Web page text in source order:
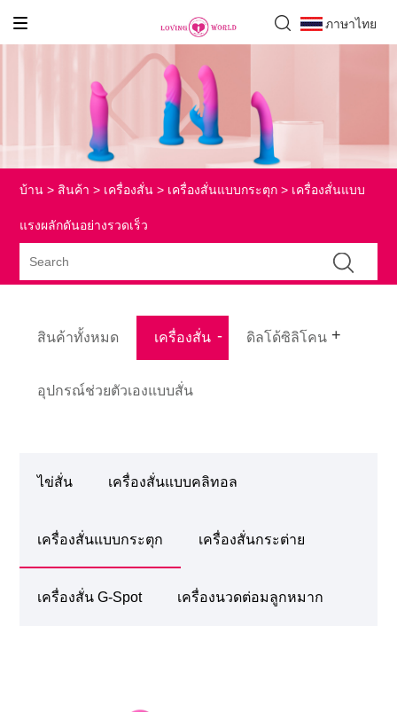
ภาษาไทย
บ้าน > สินค้า > เครื่องสั่น > เครื่องสั่นแบบกระตุก > เครื่องสั่นแบบ
แรงผลักดันอย่างรวดเร็ว
สินค้าทั้งหมด เครื่องสั่น ดิลโด้ซิลิโคน
อุปกรณ์ช่วยตัวเองแบบสั่น
ไข่สั่น เครื่องสั่นแบบคลิทอล
เครื่องสั่นแบบกระตุก เครื่องสั่นกระต่าย
เครื่องสั่น G-Spot เครื่องนวดต่อมลูกหมาก